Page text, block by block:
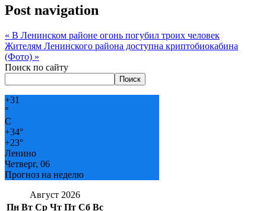
Post navigation
« В Ленинском районе огонь погубил троих человек
Жителям Ленинского района доступна криптобиокабина
(Фото) »
Поиск по сайту
Поиск
+31
°
C
+34°
+23°
Ленино
Четверг, 06
Прогноз на неделю
Август 2026
Пн Вт Ср Чт Пт Сб Вс